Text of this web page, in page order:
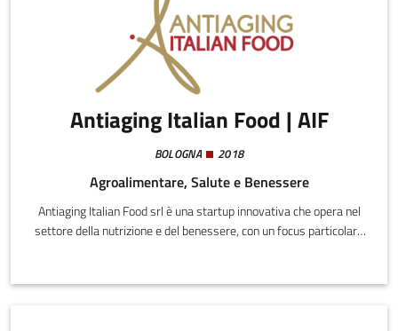
Antiaging Italian Food | AIF
BOLOGNA 2018
Agroalimentare, Salute e Benessere
Antiaging Italian Food srl è una startup innovativa che opera nel
settore della nutrizione e del benessere, con un focus particolare
per promuovere la longevità e il benessere.